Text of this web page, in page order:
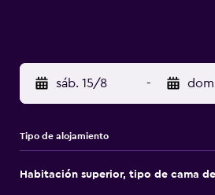
sáb. 15/8 -
Tipo de alojamiento
Habitación superior, tipo de cama